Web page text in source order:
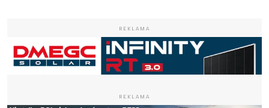
REKLAMA
REKLAMA